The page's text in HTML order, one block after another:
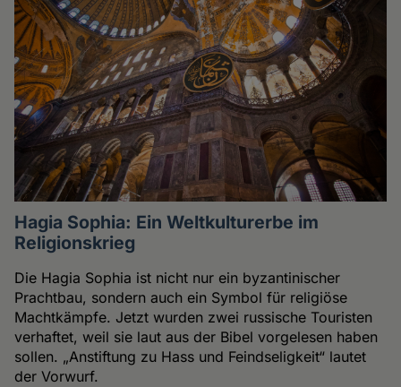
Hagia Sophia: Ein Weltkulturerbe im
Religionskrieg
Die Hagia Sophia ist nicht nur ein byzantinischer
Prachtbau, sondern auch ein Symbol für religiöse
Machtkämpfe. Jetzt wurden zwei russische Touristen
verhaftet, weil sie laut aus der Bibel vorgelesen haben
sollen. „Anstiftung zu Hass und Feindseligkeit“ lautet
der Vorwurf.